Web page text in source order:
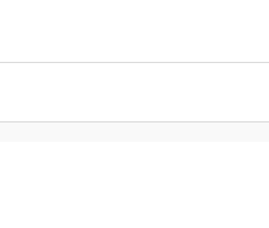
нестандартные блюда,